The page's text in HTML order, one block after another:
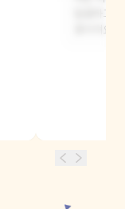
달콤하고
좋아져요.